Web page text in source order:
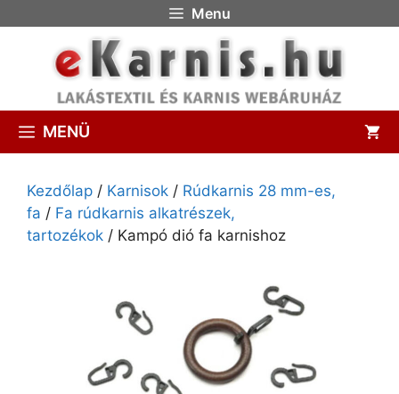
Menu
MENÜ
Kezdőlap / Karnisok / Rúdkarnis 28 mm-es,
fa / Fa rúdkarnis alkatrészek,
tartozékok / Kampó dió fa karnishoz